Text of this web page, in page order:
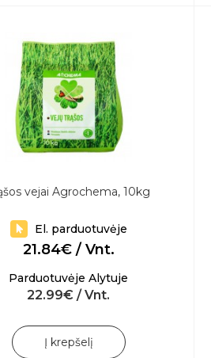
vejai Agrochema, 10kg
El. parduotuvėje
21.84€ / Vnt.
Parduotuvėje Alytuje
22.99€ / Vnt.
Į krepšelį